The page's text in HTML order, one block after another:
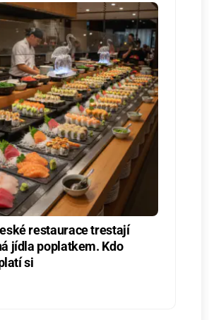
restaurace trestají
jídla poplatkem. Kdo
si